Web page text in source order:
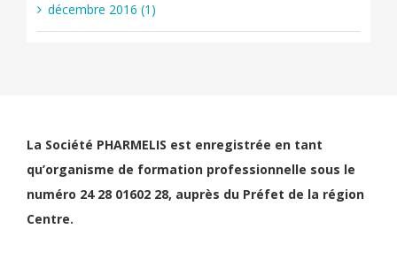
décembre 2016 (1)
La Société PHARMELIS est enregistrée en tant
qu’organisme de formation professionnelle sous le
numéro 24 28 01602 28, auprès du Préfet de la région
Centre.